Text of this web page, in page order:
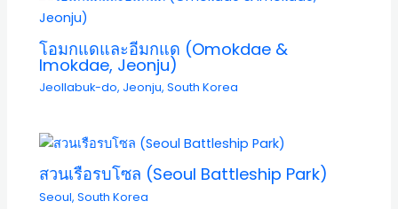
โอมกแดและอีมกแด (Omokdae &
Imokdae, Jeonju)
Jeollabuk-do, Jeonju,South Korea
สวนเรือรบโซล (Seoul Battleship Park)
Seoul,South Korea